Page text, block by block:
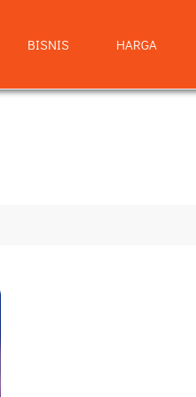
BISNIS HARGA